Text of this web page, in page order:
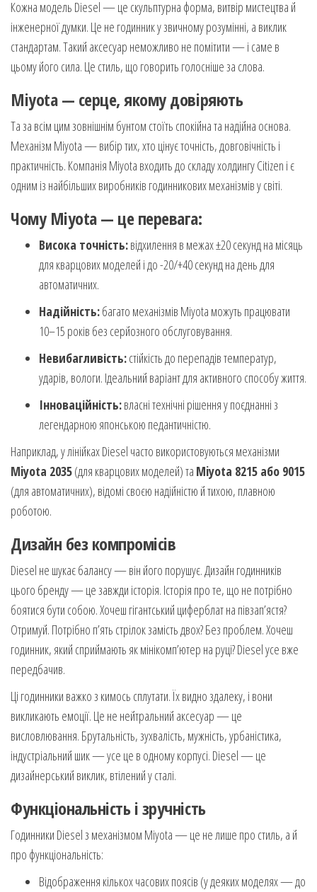
Кожна модель Diesel — це скульптурна форма, витвір мистецтва й
інженерної думки. Це не годинник у звичному розумінні, а виклик
стандартам. Такий аксесуар неможливо не помітити — і саме в
цьому його сила. Це стиль, що говорить голосніше за слова.
Miyota — серце, якому довіряють
Та за всім цим зовнішнім бунтом стоїть спокійна та надійна основа.
Механізм Miyota — вибір тих, хто цінує точність, довговічність і
практичність. Компанія Miyota входить до складу холдингу Citizen і є
одним із найбільших виробників годинникових механізмів у світі.
Чому Miyota — це перевага:
Висока точність:відхилення в межах ±20 секунд на місяць
для кварцових моделей і до -20/+40 секунд на день для
автоматичних.
Надійність:багато механізмів Miyota можуть працювати
10–15 років без серйозного обслуговування.
Невибагливість:стійкість до перепадів температур,
ударів, вологи. Ідеальний варіант для активного способу життя.
Інноваційність:власні технічні рішення у поєднанні з
легендарною японською педантичністю.
Наприклад, у лінійках Diesel часто використовуються механізми
Miyota 2035(для кварцових моделей) та Miyota 8215 або 9015
(для автоматичних), відомі своєю надійністю й тихою, плавною
роботою.
Дизайн без компромісів
Diesel не шукає балансу — він його порушує. Дизайн годинників
цього бренду — це завжди історія. Історія про те, що не потрібно
боятися бути собою. Хочеш гігантський циферблат на півзап’ястя?
Отримуй. Потрібно п’ять стрілок замість двох? Без проблем. Хочеш
годинник, який сприймають як мінікомп’ютер на руці? Diesel усе вже
передбачив.
Ці годинники важко з кимось сплутати. Їх видно здалеку, і вони
викликають емоції. Це не нейтральний аксесуар — це
висловлювання. Брутальність, зухвалість, мужність, урбаністика,
індустріальний шик — усе це в одному корпусі. Diesel — це
дизайнерський виклик, втілений у сталі.
Функціональність і зручність
Годинники Diesel з механізмом Miyota — це не лише про стиль, а й
про функціональність:
Відображення кількох часових поясів (у деяких моделях — до